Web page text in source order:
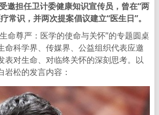
邀担任卫计委健康知识宣传员，曾在“两
常识，并两次提案倡议建立“医生日”。
命尊严：医学的使命与关怀”的专题圆桌
命科学界、传媒界、公益组织代表应邀
表对生命、对临终关怀的深刻思考。以
松的发言内容：